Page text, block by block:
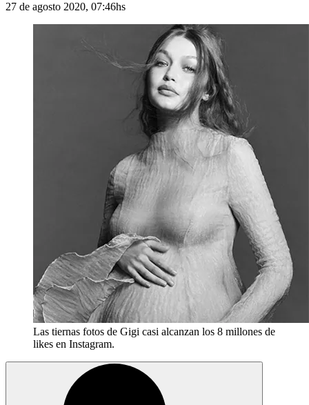
27 de agosto 2020, 07:46hs
Las tiernas fotos de Gigi casi alcanzan los 8 millones de
likes en Instagram.